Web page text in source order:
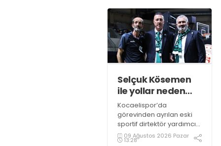
Selçuk Kösemen
ile yollar neden
ayrıldı?
Kocaelispor’da
görevinden ayrılan eski
sportif dirtektör yardımcısı
Selçuk Kösemen şok
gelişme sonrası ilk
09 Ağustos 2026 Pazar
13:28